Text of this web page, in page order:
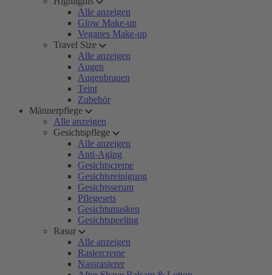
Alle anzeigen
Glow Make-up
Veganes Make-up
Travel Size
Alle anzeigen
Augen
Augenbrauen
Teint
Zubehör
Männerpflege
Alle anzeigen
Gesichtspflege
Alle anzeigen
Anti-Aging
Gesichtscreme
Gesichtsreinigung
Gesichtsserum
Pflegesets
Gesichtsmasken
Gesichtspeeling
Rasur
Alle anzeigen
Rasiercreme
Nassrasierer